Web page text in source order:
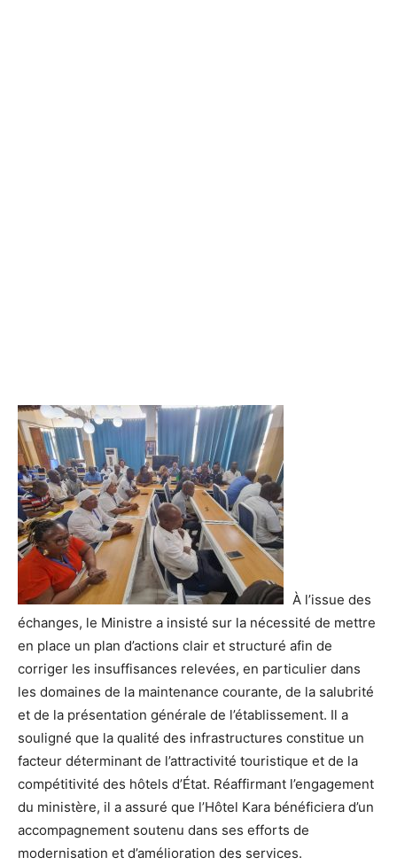
À l’issue des
échanges, le Ministre a insisté sur la nécessité de mettre
en place un plan d’actions clair et structuré afin de
corriger les insuffisances relevées, en particulier dans
les domaines de la maintenance courante, de la salubrité
et de la présentation générale de l’établissement. Il a
souligné que la qualité des infrastructures constitue un
facteur déterminant de l’attractivité touristique et de la
compétitivité des hôtels d’État. Réaffirmant l’engagement
du ministère, il a assuré que l’Hôtel Kara bénéficiera d’un
accompagnement soutenu dans ses efforts de
modernisation et d’amélioration des services.